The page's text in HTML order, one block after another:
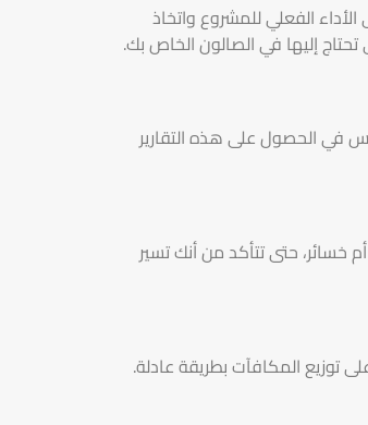
الفعلي للمشروع واتخاذ
إليها في الصالون الخاص بك.
في الحصول على هذه التقارير
خسائر، حتى تتأكد من أنك تسير
المكافآت بطريقة عادلة.